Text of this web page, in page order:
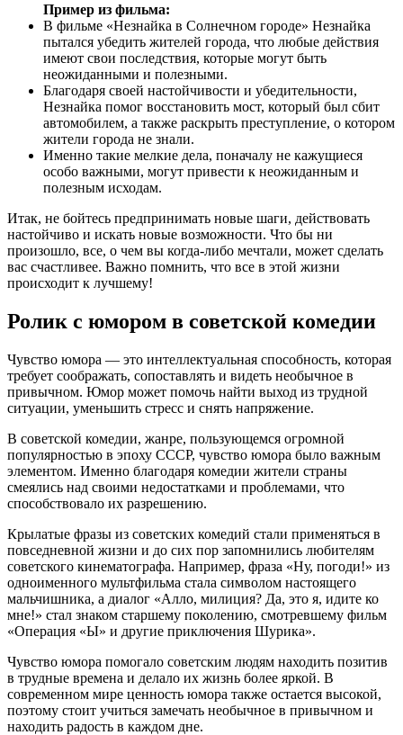
Пример из фильма:
В фильме «Незнайка в Солнечном городе» Незнайка
пытался убедить жителей города, что любые действия
имеют свои последствия, которые могут быть
неожиданными и полезными.
Благодаря своей настойчивости и убедительности,
Незнайка помог восстановить мост, который был сбит
автомобилем, а также раскрыть преступление, о котором
жители города не знали.
Именно такие мелкие дела, поначалу не кажущиеся
особо важными, могут привести к неожиданным и
полезным исходам.
Итак, не бойтесь предпринимать новые шаги, действовать
настойчиво и искать новые возможности. Что бы ни
произошло, все, о чем вы когда-либо мечтали, может сделать
вас счастливее. Важно помнить, что все в этой жизни
происходит к лучшему!
Ролик с юмором в советской комедии
Чувство юмора — это интеллектуальная способность, которая
требует соображать, сопоставлять и видеть необычное в
привычном. Юмор может помочь найти выход из трудной
ситуации, уменьшить стресс и снять напряжение.
В советской комедии, жанре, пользующемся огромной
популярностью в эпоху СССР, чувство юмора было важным
элементом. Именно благодаря комедии жители страны
смеялись над своими недостатками и проблемами, что
способствовало их разрешению.
Крылатые фразы из советских комедий стали применяться в
повседневной жизни и до сих пор запомнились любителям
советского кинематографа. Например, фраза «Ну, погоди!» из
одноименного мультфильма стала символом настоящего
мальчишника, а диалог «Алло, милиция? Да, это я, идите ко
мне!» стал знаком старшему поколению, смотревшему фильм
«Операция «Ы» и другие приключения Шурика».
Чувство юмора помогало советским людям находить позитив
в трудные времена и делало их жизнь более яркой. В
современном мире ценность юмора также остается высокой,
поэтому стоит учиться замечать необычное в привычном и
находить радость в каждом дне.